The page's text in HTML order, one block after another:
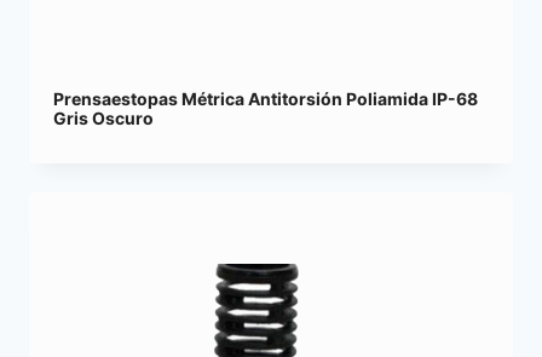
Prensaestopas Métrica Antitorsión Poliamida IP-68
Gris Oscuro